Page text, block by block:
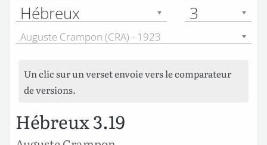
Hébreux 3
Auguste Crampon (CRA) - 1923
Un clic sur un verset envoie vers le comparateur
de versions.
Hébreux 3.19